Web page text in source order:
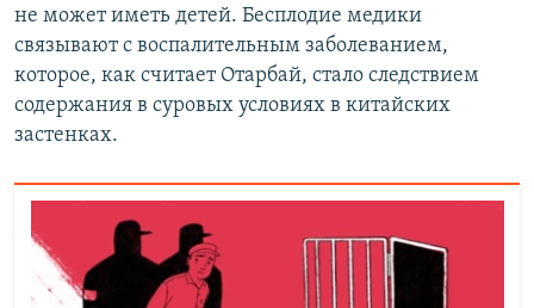
не может иметь детей. Бесплодие медики
связывают с воспалительным заболеванием,
которое, как считает Отарбай, стало следствием
содержания в суровых условиях в китайских
застенках.